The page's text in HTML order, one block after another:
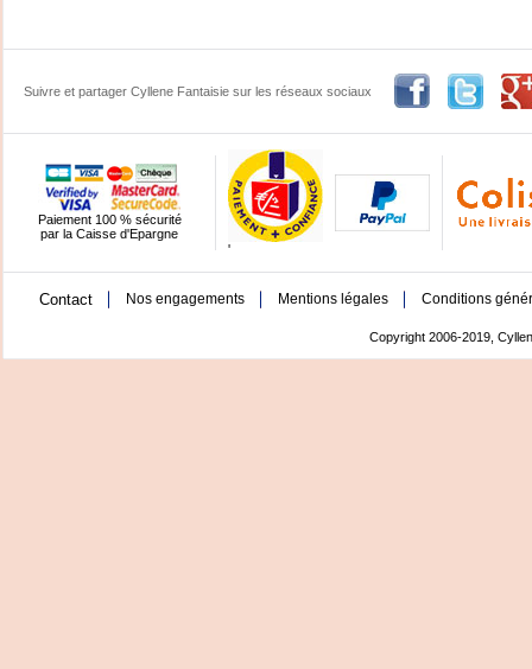
Suivre et partager Cyllene Fantaisie sur les réseaux sociaux
Paiement 100 % sécurité
par la Caisse d'Epargne
'
Contact Nos engagements Mentions légales Conditions
Copyright 2006-2019,